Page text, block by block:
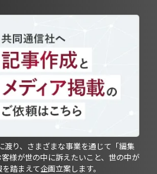
渡り、さまざまな事業を通じて「編集
様が世の中に訴えたいこと、世の中が
踏まえて企画立案します。